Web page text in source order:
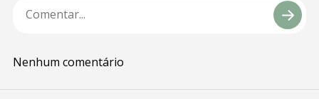
Nenhum comentário